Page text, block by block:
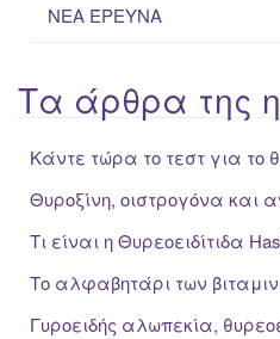
ΝΕΑ ΈΡΕΥΝΑ
Τα άρθρα της
Κάντε τώρα το τεστ για το
Θυροξίνη, οιστρογόνα και
Τι είναι η Θυρεοειδίτιδα
Το αλφαβητάρι των
Γυροειδής αλωπεκία,